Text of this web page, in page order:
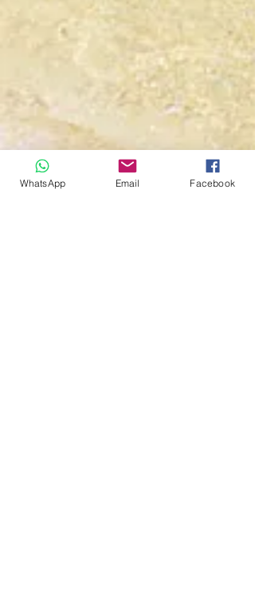
WhatsApp Email Facebook